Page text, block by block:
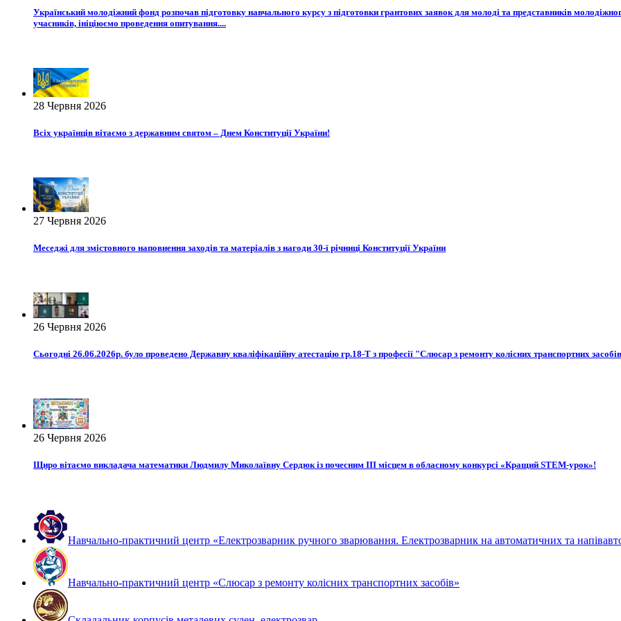
Український молодіжний фонд розпочав підготовку навчального курсу з підготовки грантових заявок для молоді та представників
учасників, ініціюємо проведення опитування....
28 Червня 2026
Всіх українців вітаємо з державним святом – Днем Конституції України!
27 Червня 2026
Меседжі для змістовного наповнення заходів та матеріалів з нагоди 30-ї річниці Конституції України
26 Червня 2026
Сьогодні 26.06.2026р. було проведено Державну кваліфікаційну атестацію гр.18-Т з професії "Слюсар з ремонту колісних транспортних
26 Червня 2026
Щиро вітаємо викладача математики Людмилу Миколаївну Сердюк із почесним ІІІ місцем в обласному конкурсі «Кращий STEM-урок»!
Навчально-практичний центр «Електрозварник ручного зварювання. Електрозварник на автоматичних та
Навчально-практичний центр «Слюсар з ремонту колісних транспортних засобів»